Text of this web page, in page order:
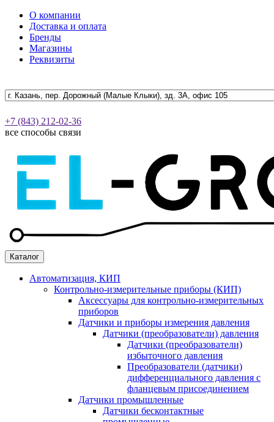
О компании
Доставка и оплата
Бренды
Магазины
Реквизиты
+7 (843) 212-02-36
все способы связи
Каталог
Автоматизация, КИП
Контрольно-измерительные приборы (КИП)
Аксессуары для контрольно-измерительных
приборов
Датчики и приборы измерения давления
Датчики (преобразователи) давления
Датчики (преобразователи)
избыточного давления
Преобразователи (датчики)
дифференциального давления с
фланцевым присоединением
Датчики промышленные
Датчики бесконтактные